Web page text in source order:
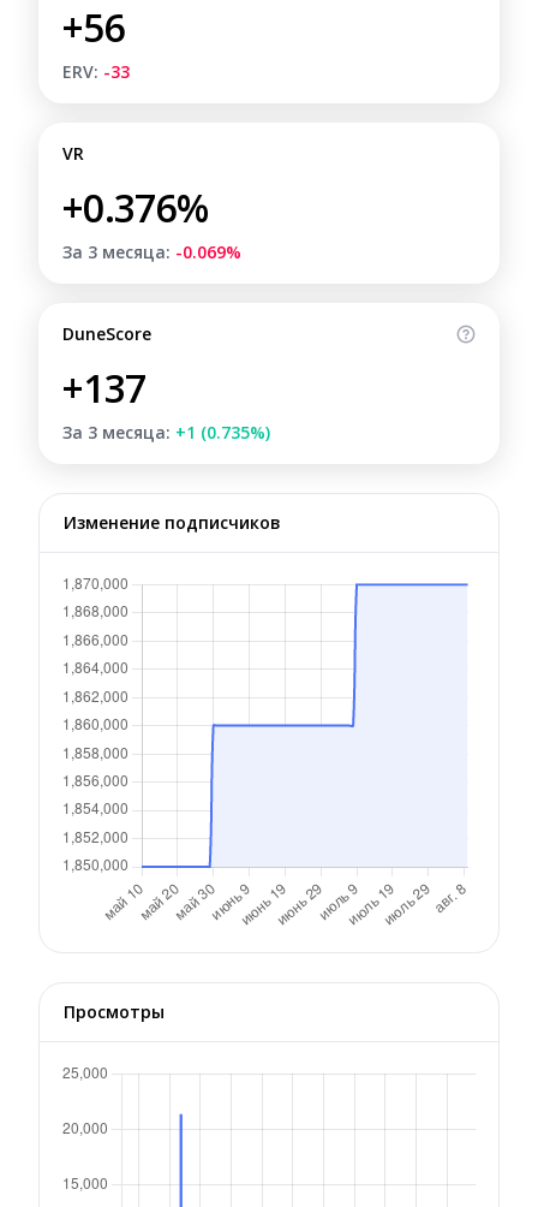
+56
ERV: -33
VR
+0.376%
За 3 месяца: -0.069%
DuneScore
+137
За 3 месяца: +1 (0.735%)
Изменение подписчиков
Просмотры